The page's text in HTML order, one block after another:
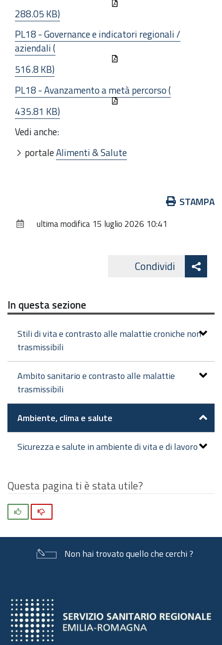
288.05 KB)
PL18 - Governance e indicatori regionali /
aziendali (
516.8 KB)
PL18 - Avanzamento a metà percorso (
435.81 KB)
Vedi anche:
portaleAlimenti & Salute
documento
STAMPA
ultima modifica 15 luglio 2026 10:41
Condividi
In questa sezione
Stili di vita e contrasto alle malattie croniche non
trasmissibili
Ambito sanitario e contrasto alle malattie
trasmissibili
Ambiente, clima e salute
Sicurezza e salute in ambiente di vita e di lavoro
Questa pagina ti è stata utile?
Non hai trovato quello che cerchi ?